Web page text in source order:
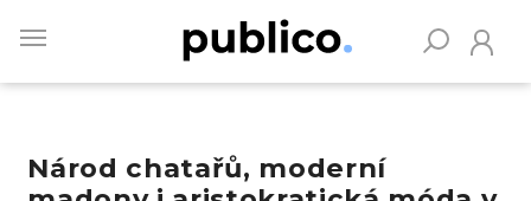
main
Národ chatařů, moderní
Vyhledávejte na Publiku